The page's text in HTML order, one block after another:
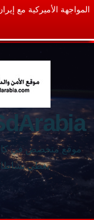
المواجهة الأميركية مع
موقع متخصص في كافة
يغطي نشاطات